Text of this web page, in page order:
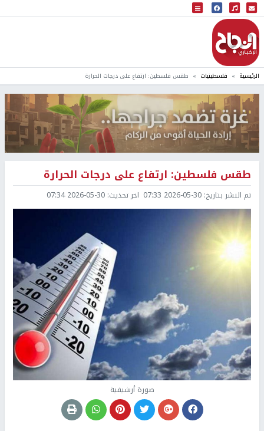
البث المباشر
إذاعة النجاح
الرئيسية فلسطينيات طقس فلسطين: ارتفاع على درجات الحرارة
طقس فلسطين: ارتفاع على درجات الحرارة
تم النشر بتاريخ: 2026-05-30 07:33 اخر تحديث: 2026-05-30 07:34
صورة أرشيفية